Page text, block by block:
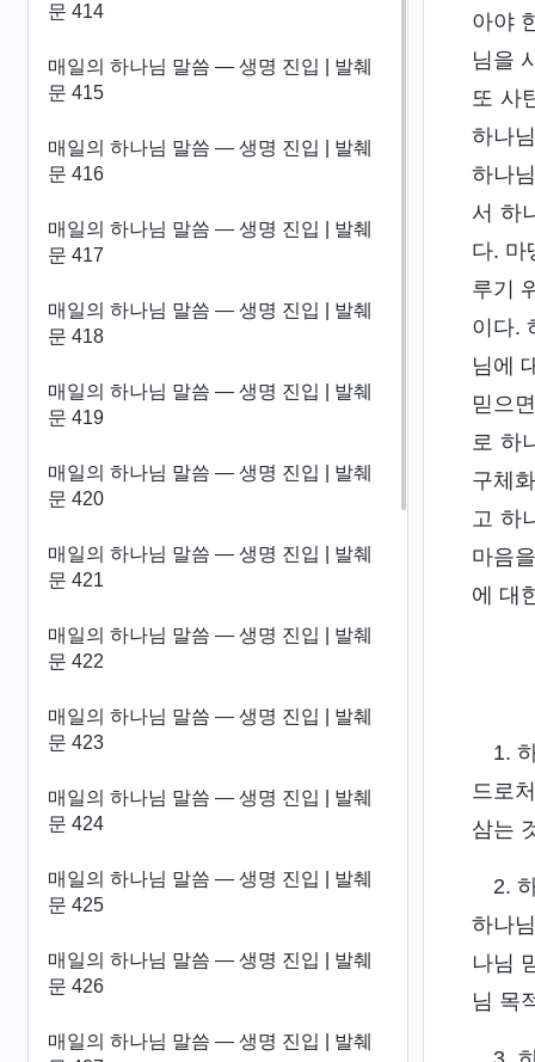
문 414
매일의 하나님 말씀 ― 생명 진입 | 발췌
문 415
매일의 하나님 말씀 ― 생명 진입 | 발췌
문 416
매일의 하나님 말씀 ― 생명 진입 | 발췌
문 417
매일의 하나님 말씀 ― 생명 진입 | 발췌
문 418
매일의 하나님 말씀 ― 생명 진입 | 발췌
문 419
매일의 하나님 말씀 ― 생명 진입 | 발췌
문 420
매일의 하나님 말씀 ― 생명 진입 | 발췌
문 421
매일의 하나님 말씀 ― 생명 진입 | 발췌
문 422
매일의 하나님 말씀 ― 생명 진입 | 발췌
문 423
매일의 하나님 말씀 ― 생명 진입 | 발췌
문 424
매일의 하나님 말씀 ― 생명 진입 | 발췌
문 425
매일의 하나님 말씀 ― 생명 진입 | 발췌
문 426
매일의 하나님 말씀 ― 생명 진입 | 발췌
아야
님을
또 사
하나
하나
서 하
다. 마
루기
이다.
님에
믿으
로 하
구체
고 하
마음
에 대
1.
드로
삼는
2.
하나
나님
님 목